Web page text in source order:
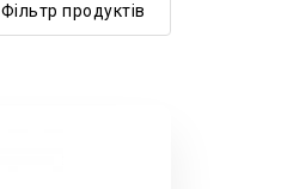
Фільтр продуктів